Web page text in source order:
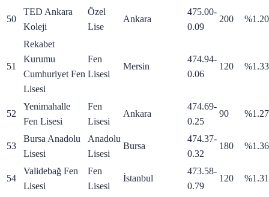
50
TED Ankara
Koleji
Özel
Lise
Ankara
475.00-
0.09
200 %1.20
51
Rekabet
Kurumu
Cumhuriyet Fen
Lisesi
Fen
Lisesi
Mersin
474.94-
0.06
120 %1.33
52
Yenimahalle
Fen Lisesi
Fen
Lisesi
Ankara
474.69-
0.25
90 %1.27
53
Bursa Anadolu
Lisesi
Anadolu
Lisesi
Bursa
474.37-
0.32
180 %1.36
54
Validebağ Fen
Lisesi
Fen
Lisesi
İstanbul
473.58-
0.79
120 %1.31